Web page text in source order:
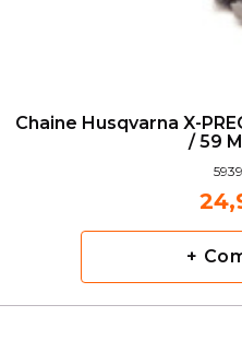
Chaine Husqvarna X-
/ 59
+